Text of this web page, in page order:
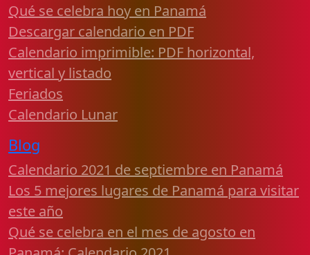
Qué se celebra hoy en Panamá
Descargar calendario en PDF
Calendario imprimible: PDF horizontal,
vertical y listado
Feriados
Calendario Lunar
Blog
Calendario 2021 de septiembre en Panamá
Los 5 mejores lugares de Panamá para visitar
este año
Qué se celebra en el mes de agosto en